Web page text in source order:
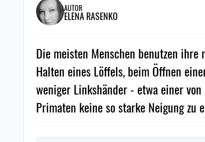
AUTOR
ELENA RASENKO
Die meisten Menschen benutzen
Halten eines Löffels, beim Öffnen
weniger Linkshänder - etwa einer
Primaten keine so starke Neigung zu